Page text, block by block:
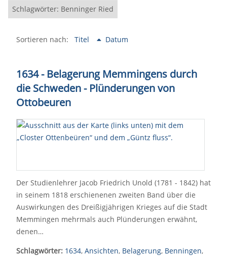
Schlagwörter: Benninger Ried
Sortieren nach: Titel Datum
1634 - Belagerung Memmingens durch
die Schweden - Plünderungen von
Ottobeuren
Der Studienlehrer Jacob Friedrich Unold (1781 - 1842) hat
in seinem 1818 erschienenen zweiten Band über die
Auswirkungen des Dreißigjährigen Krieges auf die Stadt
Memmingen mehrmals auch Plünderungen erwähnt,
denen…
Schlagwörter: 1634, Ansichten, Belagerung, Benningen,